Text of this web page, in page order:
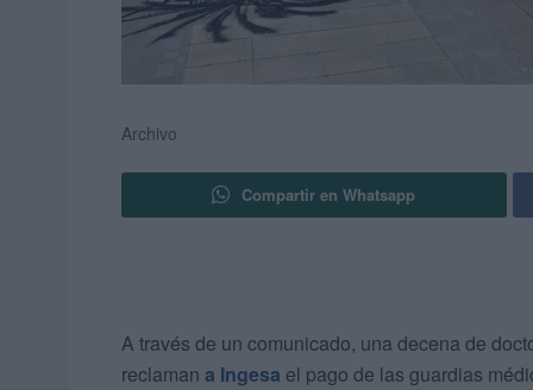
Archivo
Compartir en Whatsapp
A través de un comunicado, una decena de
reclaman a Ingesa el pago de las guardias